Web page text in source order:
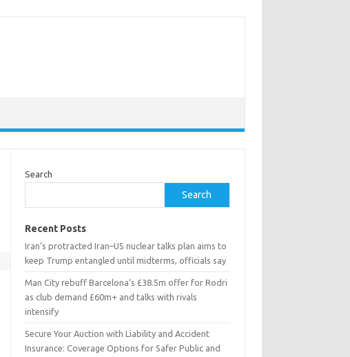
Search
Search
Recent Posts
Iran’s protracted Iran–US nuclear talks plan aims to
keep Trump entangled until midterms, officials say
Man City rebuff Barcelona’s £38.5m offer for Rodri
as club demand £60m+ and talks with rivals
intensify
Secure Your Auction with Liability and Accident
Insurance: Coverage Options for Safer Public and